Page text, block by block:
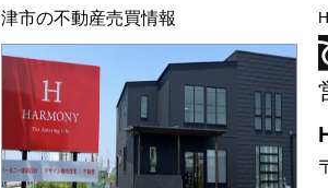
津市の不動産売買情報